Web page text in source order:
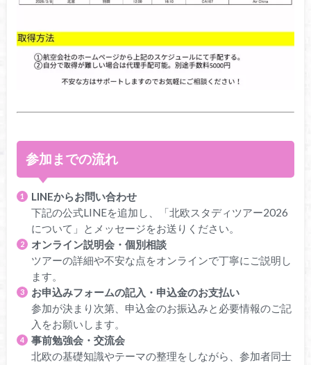
参加までの流れ
LINEからお問い合わせ
下記の公式LINEを追加し、「北欧スタディツアー2026
について」とメッセージをお送りください。
オンライン説明会・個別相談
ツアーの詳細や不安な点をオンラインで丁寧にご説明し
ます。
お申込みフォームの記入・申込金のお支払い
参加が決まり次第、申込金のお振込みと必要情報のご記
入をお願いします。
事前勉強会・交流会
北欧の基礎知識やテーマの整理をしながら、参加者同士